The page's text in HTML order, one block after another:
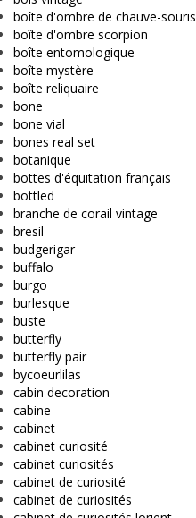
boîte d'ombre de chauve-souris
boîte d'ombre scorpion
boîte entomologique
boîte mystère
boîte reliquaire
bone
bone vial
bones real set
botanique
bottes d'équitation français
bottled
branche de corail vintage
bresil
budgerigar
buffalo
burgo
burlesque
buste
butterfly
butterfly pair
bycoeurlilas
cabin decoration
cabine
cabinet
cabinet curiosité
cabinet curiosités
cabinet de curiosité
cabinet de curiosités